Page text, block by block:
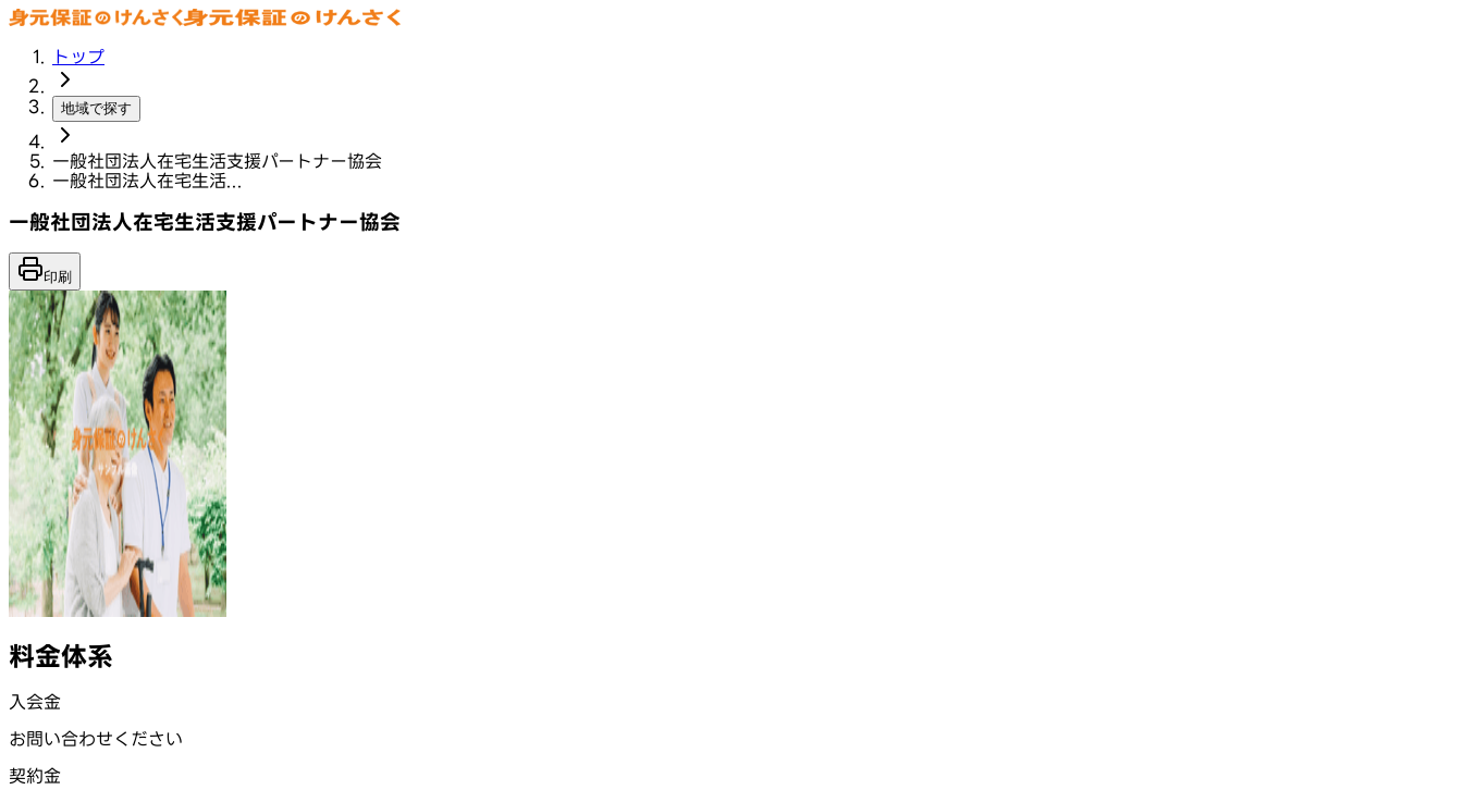
トップ
地域で探す
一般社団法人在宅生活支援パートナー協会
一般社団法人在宅生活...
一般社団法人在宅生活支援パートナー協会
印刷
料金体系
入会金
お問い合わせください
契約金